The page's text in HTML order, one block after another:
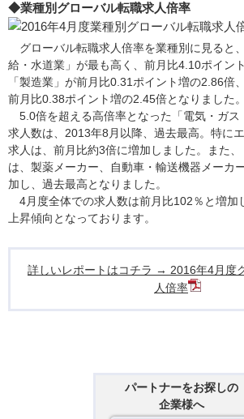
◆業種別グローバル転職求人倍率
グローバル転職求人倍率を業種別に見ると
給・水道業」が最も高く、前月比4.10ポイン
「製造業」が前月比0.31ポイント増の2.86倍
前月比0.38ポイント増の2.45倍となりました。
5.0倍を超える高倍率となった「電気・ガス
求人数は、2013年8月以降、過去最高。特に
求人は、前月比約3倍に増加しました。また
は、製薬メーカー、自動車・輸送機器メーカ
加し、過去最高となりました。
4月度全体での求人数は前月比102％と増加
上昇傾向となっております。
詳しいレポートはコチラ → 2016年4月度
人倍率
パートナーをお探しの
企業様へ